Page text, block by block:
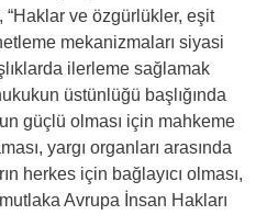
ve özgürlükler, eşit
mekanizmaları siyasi
ilerleme sağlamak
üstünlüğü başlığında
güçlü olması için mahkeme
yargı organları arasında
herkes için bağlayıcı olması,
Avrupa İnsan Hakları